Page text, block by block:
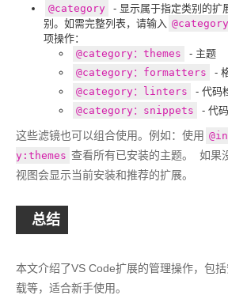
@category
- 显示属于指定类别的扩
别。如需完整列表，请输入 @category
项操作：
@category：themes
- 主题
@category：formatters
-
@category：linters
- 代码
@category：snippets
- 代
这些滤镜也可以组合使用。例如：使用
y:themes 查看所有已安装的主题。  如果
视图会显示当前安装和推荐的扩展。
总结
本文介绍了VS Code扩展的管理操作，包
载等，适合新手使用。